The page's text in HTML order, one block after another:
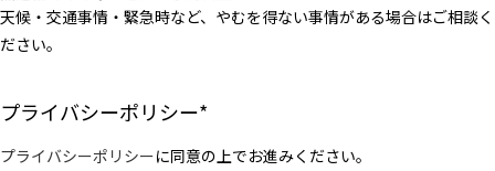
天候・交通事情・緊急時など、やむを得ない事情がある場合はご相談く
ださい。
プライバシーポリシー*
プライバシーポリシーに同意の上でお進みください。